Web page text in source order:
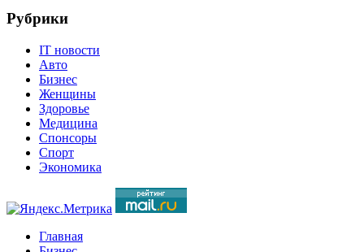
Рубрики
IT новости
Авто
Бизнес
Женщины
Здоровье
Медицина
Спонсоры
Спорт
Экономика
Главная